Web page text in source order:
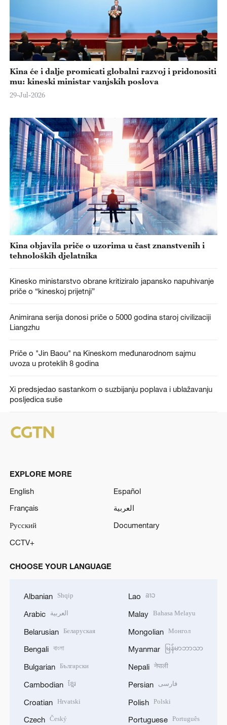
Kina će i dalje promicati globalni razvoj i pridonositi
mu: kineski ministar vanjskih poslova
29-Jul-2026
Kina objavila priče o uzorima u čast znanstvenih i
tehnoloških djelatnika
Kinesko ministarstvo obrane kritiziralo japansko napuhivanje
priče o “kineskoj prijetnji”
Animirana serija donosi priče o 5000 godina staroj civilizaciji
Liangzhu
Priče o "Jin Baou" na Kineskom međunarodnom sajmu
uvoza u proteklih 8 godina
Xi predsjedao sastankom o suzbijanju poplava i ublažavanju
posljedica suše
EXPLORE MORE
English
Español
Français
العربية
Русский
Documentary
CCTV+
CHOOSE YOUR LANGUAGE
Albanian Shqip
Arabic العربية
Belarusian Беларуская
Bengali বাংলা
Bulgarian Български
Cambodian ខ្មែរ
Croatian Hrvatski
Czech Český
Lao ລາວ
Malay Bahasa Melayu
Mongolian Монгол
Myanmar မြန်မာဘာသာ
Nepali नेपाली
Persian فارسی
Polish Polski
Portuguese Português